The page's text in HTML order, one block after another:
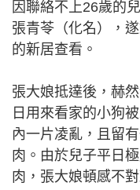
因聯絡不上26歲的
張青苓（化名），
的新居查看。
張大娘抵達後，赫
日用來看家的小狗
內一片凌亂，且留
肉。由於兒子平日
肉，張大娘頓感不